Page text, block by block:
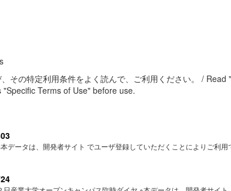
その特定利用条件をよく読んで、ご利用ください。 / Read
Terms of Use" before use.
データは、開発者サイト でユーザ登録していただくことによりご利用